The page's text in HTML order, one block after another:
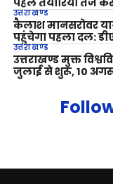
उत्तराखण्ड
कैलाश मानसरोवर
पहुंचेगा पहला दल:
उत्तराखण्ड
उत्तराखण्ड मुक्त
जुलाई से शुरू, 10